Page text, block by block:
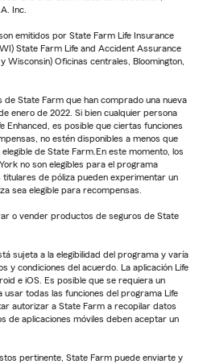
Inc.
emitidos por State Farm Life Insurance
State Farm Life and Accident Assurance
Wisconsin) Oficinas centrales, Bloomington,
de State Farm que han comprado una nueva
enero de 2022. Si bien cualquier persona
Enhanced, es posible que ciertas funciones
no estén disponibles a menos que
de State Farm.En este momento, los
no son elegibles para el programa
titulares de póliza pueden experimentar un
sea elegible para recompensas.
o vender productos de seguros de State
sujeta a la elegibilidad del programa y varía
y condiciones del acuerdo. La aplicación Life
e iOS. Es posible que se requiera un
todas las funciones del programa Life
autorizar a State Farm a recopilar datos
de aplicaciones móviles deben aceptar un
pertinente, State Farm puede enviarte y